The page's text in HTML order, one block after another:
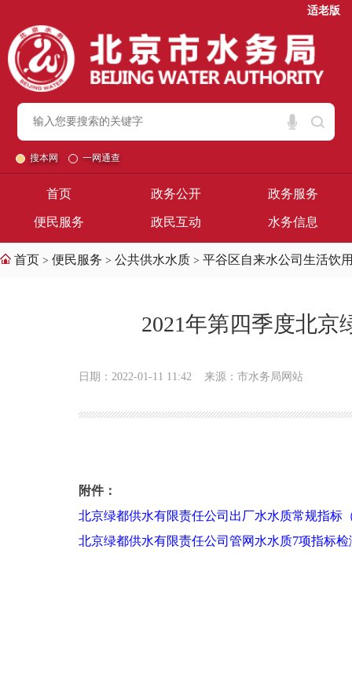
适老版
搜本网 一网通查
首页 政务公开 政务服务
便民服务 政民互动 水务信息
首页 > 便民服务 > 公共供水水质 > 平谷区自来水公司生活饮
2021年第四季度北
日期：2022-01-11 11:42 来源：市水务局网站
附件：
北京绿都供水有限责任公司出厂水水质常规指标
北京绿都供水有限责任公司管网水水质7项指标检